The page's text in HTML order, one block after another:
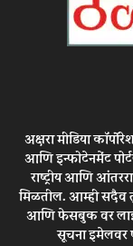
अक्षरा मीडिया
आणि इन्फोटेनमेंट
राष्ट्रीय आणि
मिळतील. आम्ही सदैव
आणि फेसबुक वर
सूचना इमेलवर